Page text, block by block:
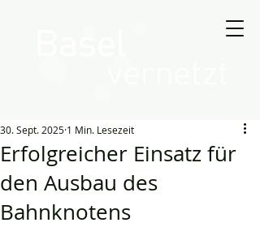
Erfolgreicher Einsatz für
den Ausbau des
Bahnknotens
30. Sept. 2025 1 Min. Lesezeit